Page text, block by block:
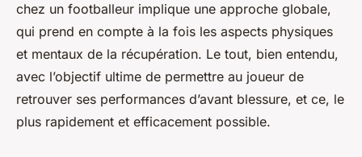
chez un footballeur implique une approche globale,
qui prend en compte à la fois les aspects physiques
et mentaux de la récupération. Le tout, bien entendu,
avec l’objectif ultime de permettre au joueur de
retrouver ses performances d’avant blessure, et ce, le
plus rapidement et efficacement possible.